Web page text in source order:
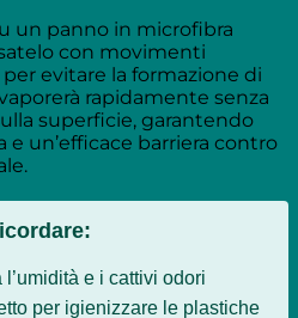
un panno in microfibra
con movimenti
evitare la formazione di
rapidamente senza
superficie, garantendo
un’efficace barriera contro
l’umidità e i cattivi odori
per igienizzare le plastiche